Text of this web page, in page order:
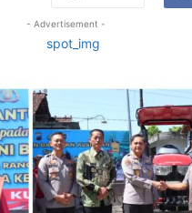
- Advertisement -